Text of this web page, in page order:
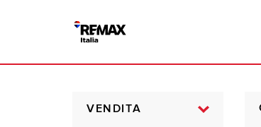
VENDITA